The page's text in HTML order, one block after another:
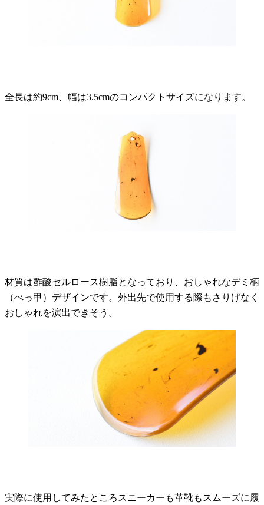
全長は約9cm、幅は3.5cmのコンパクトサイズになります。
材質は酢酸セルロース樹脂となっており、おしゃれなデミ柄
（べっ甲）デザインです。外出先で使用する際もさりげなく
おしゃれを演出できそう。
実際に使用してみたところスニーカーも革靴もスムーズに履